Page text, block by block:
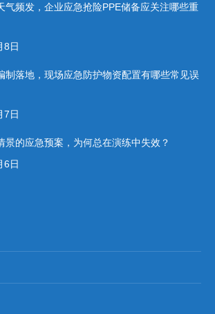
气频发，企业应急抢险PPE储备应关注哪些重
8日
制落地，现场应急防护物资配置有哪些常见误
7日
景的应急预案，为何总在演练中失效？
6日